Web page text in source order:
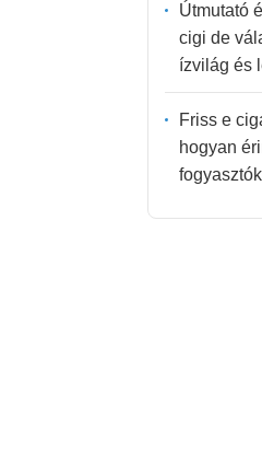
Útmutató
cigi de
ízvilág és
Friss e
hogyan